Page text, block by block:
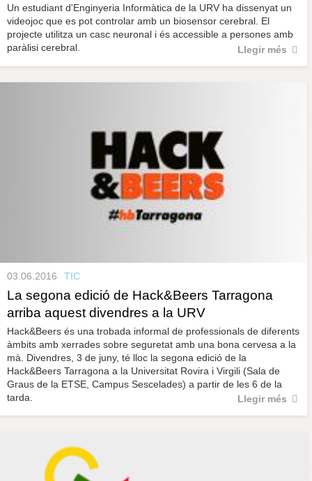
Un estudiant d'Enginyeria Informàtica de la URV ha dissenyat un
videojoc que es pot controlar amb un biosensor cerebral. El
projecte utilitza un casc neuronal i és accessible a persones amb
paràlisi cerebral.
Llegir més
03.06.2016 TIC
La segona edició de Hack&Beers Tarragona
arriba aquest divendres a la URV
Hack&Beers és una trobada informal de professionals de diferents
àmbits amb xerrades sobre seguretat amb una bona cervesa a la
mà. Divendres, 3 de juny, té lloc la segona edició de la
Hack&Beers Tarragona a la Universitat Rovira i Virgili (Sala de
Graus de la ETSE, Campus Sescelades) a partir de les 6 de la
tarda.
Llegir més